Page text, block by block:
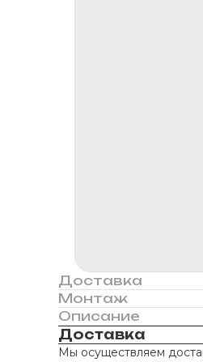
Доставка
Монтаж
Описание
Доставка
Мы осуществляем